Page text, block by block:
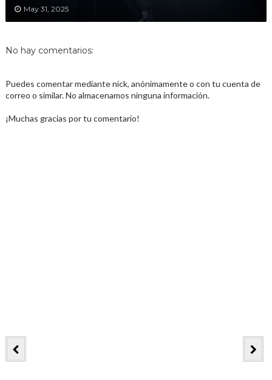
May 31, 2025
No hay comentarios:
Puedes comentar mediante nick, anónimamente o con tu cuenta de
correo o similar. No almacenamos ninguna información.
¡Muchas gracias por tu comentario!